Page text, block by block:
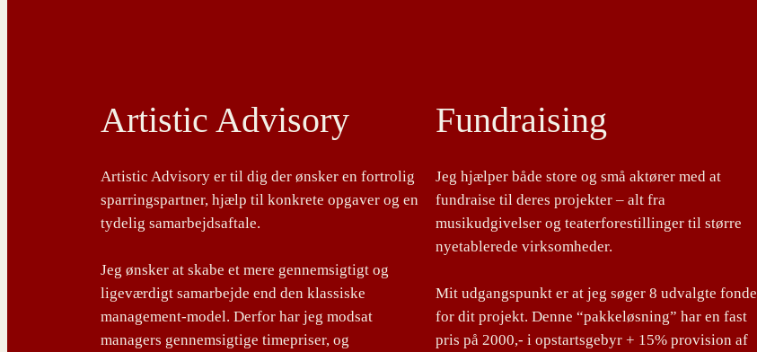
Artistic Advisory
Artistic Advisory er til dig der ønsker en fortrolig
sparringspartner, hjælp til konkrete opgaver og en
tydelig samarbejdsaftale.
Jeg ønsker at skabe et mere gennemsigtigt og
ligeværdigt samarbejde end den klassiske
management-model. Derfor har jeg modsat
managers gennemsigtige timepriser, og
Fundraising
Jeg hjælper både store og små aktører med at
fundraise til deres projekter – alt fra
musikudgivelser og teaterforestillinger til større
nyetablerede virksomheder.
Mit udgangspunkt er at jeg søger 8 udvalgte fonde
for dit projekt. Denne “pakkeløsning” har en fast
pris på 2000,- i opstartsgebyr + 15% provision af